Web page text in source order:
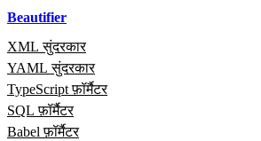
Beautifier
XML सुंदरकार
YAML सुंदरकार
TypeScript फ़ॉर्मैटर
SQL फ़ॉर्मैटर
Babel फ़ॉर्मैटर